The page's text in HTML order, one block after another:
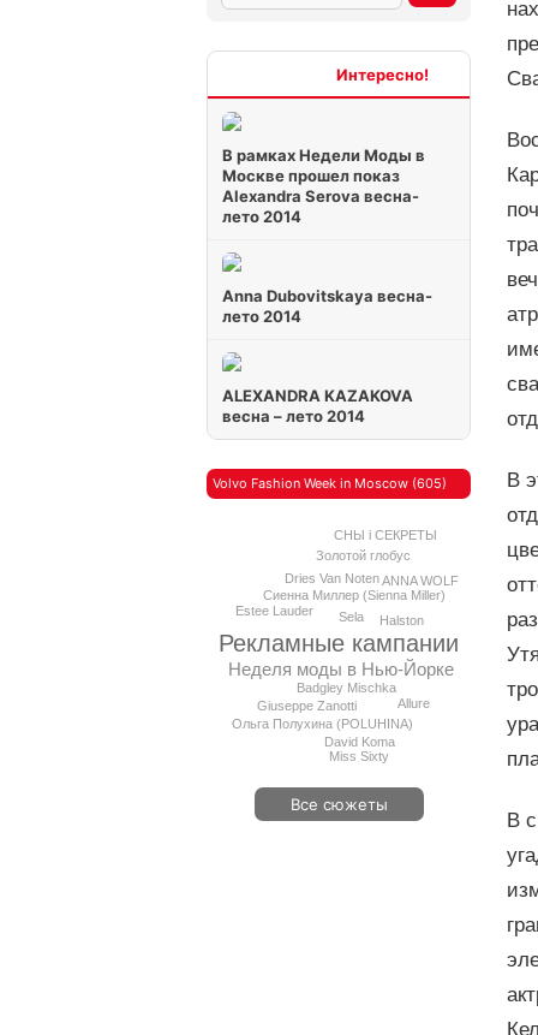
В рамках Недели Моды в
Москве прошел показ
Alexandra Serova весна-
лето 2014
Anna Dubovitskaya весна-
лето 2014
ALEXANDRA KAZAKOVA
весна – лето 2014
Volvo Fashion Week in Moscow (605)
Рекламные кампании
Неделя моды в Нью-Йорке
Sela
Badgley Mischka
Сиенна Миллер (Sienna Miller)
Dries Van Noten
Giuseppe Zanotti
Estee Lauder
Золотой глобус
Halston
Ольга Полухина (POLUHINA)
David Koma
Miss Sixty
СНЫ i СЕКРЕТЫ
Allure
ANNA WOLF
Все сюжеты
В
В